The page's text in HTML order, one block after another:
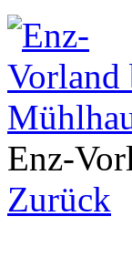
Enz-
Zurück